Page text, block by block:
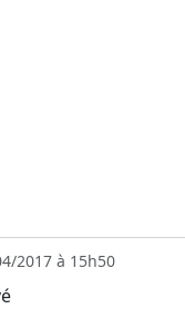
2017 à 15h50